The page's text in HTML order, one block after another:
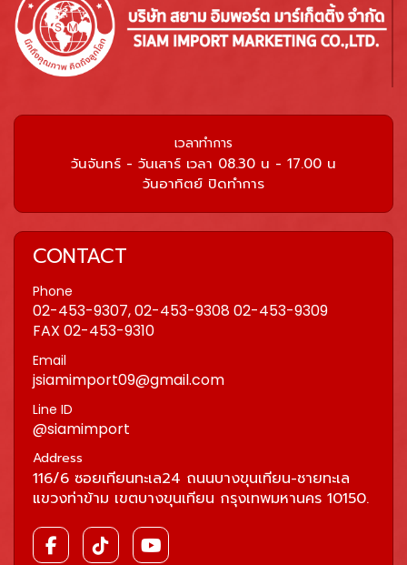
เวลาทำการ
วันจันทร์ - วันเสาร์ เวลา 08.30 น - 17.00 น
วันอาทิตย์ ปิดทำการ
CONTACT
Phone
02-453-9307, 02-453-9308 02-453-9309
FAX 02-453-9310
Email
jsiamimport09@gmail.com
Line ID
@siamimport
Address
116/6 ซอยเทียนทะเล24 ถนนบางขุนเทียน-ชายทะเล
แขวงท่าข้าม เขตบางขุนเทียน กรุงเทพมหานคร 10150.